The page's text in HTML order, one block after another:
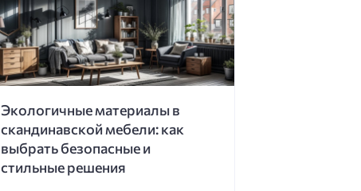
Экологичные материалы в
скандинавской мебели: как
выбрать безопасные и
стильные решения